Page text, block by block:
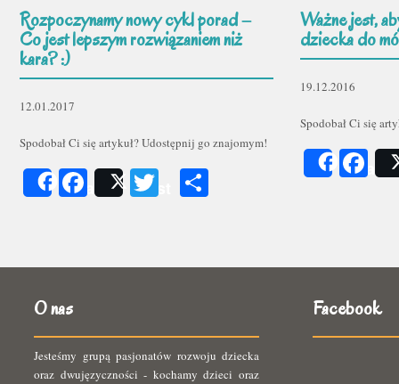
Rozpoczynamy nowy cykl porad –
Co jest lepszym rozwiązaniem niż
kara? :)
12.01.2017
Spodobał Ci się artykuł? Udostępnij go znajomym!
ShareFacebook
Post Twitter
Ważne jest,
dziecka do
19.12.2016
Spodobał Ci się
Share
O nas
Jesteśmy grupą pasjonatów rozwoju dziecka
oraz dwujęzyczności - kochamy dzieci oraz
Facebook